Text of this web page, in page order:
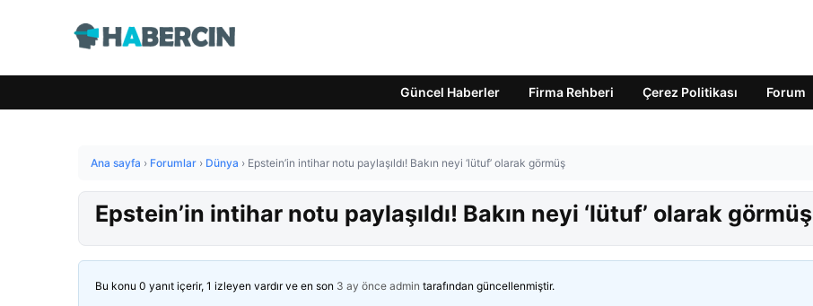
Güncel Haberler Firma Rehberi Çerez Politikası Forum
Ana sayfa › Forumlar › Dünya › Epstein’in intihar notu paylaşıldı! Bakın neyi ‘lütuf’ olarak görmüş
Epstein’in intihar notu paylaşıldı! Bakın neyi ‘lütuf’ olarak görmüş
Bu konu 0 yanıt içerir, 1 izleyen vardır ve en son 3 ay önce admin tarafından güncellenmiştir.